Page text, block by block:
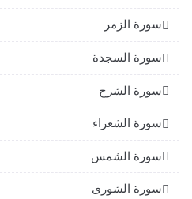
سورة الزمر
سورة السجدة
سورة الشرح
سورة الشعراء
سورة الشمس
سورة الشورى